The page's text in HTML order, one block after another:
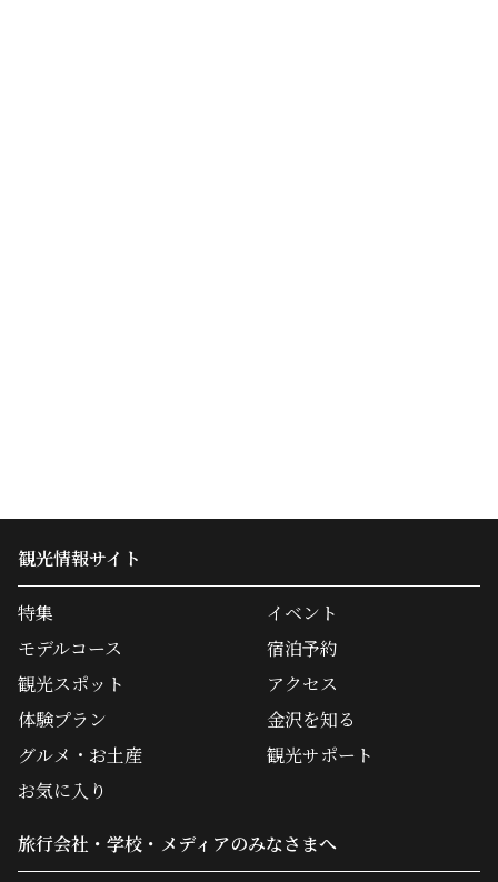
観光情報サイト
特集
モデルコース
観光スポット
体験プラン
グルメ・お土産
イベント
宿泊予約
アクセス
金沢を知る
観光サポート
お気に入り
旅行会社・学校・メディアのみなさまへ